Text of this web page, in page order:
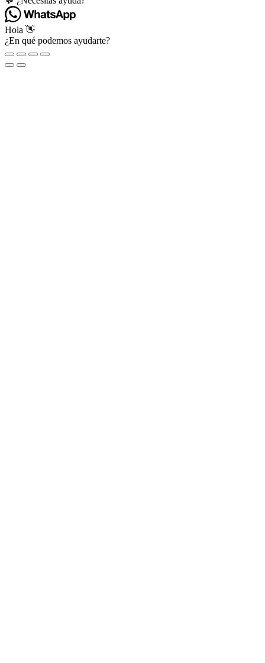
Hola 👋
¿En qué podemos ayudarte?